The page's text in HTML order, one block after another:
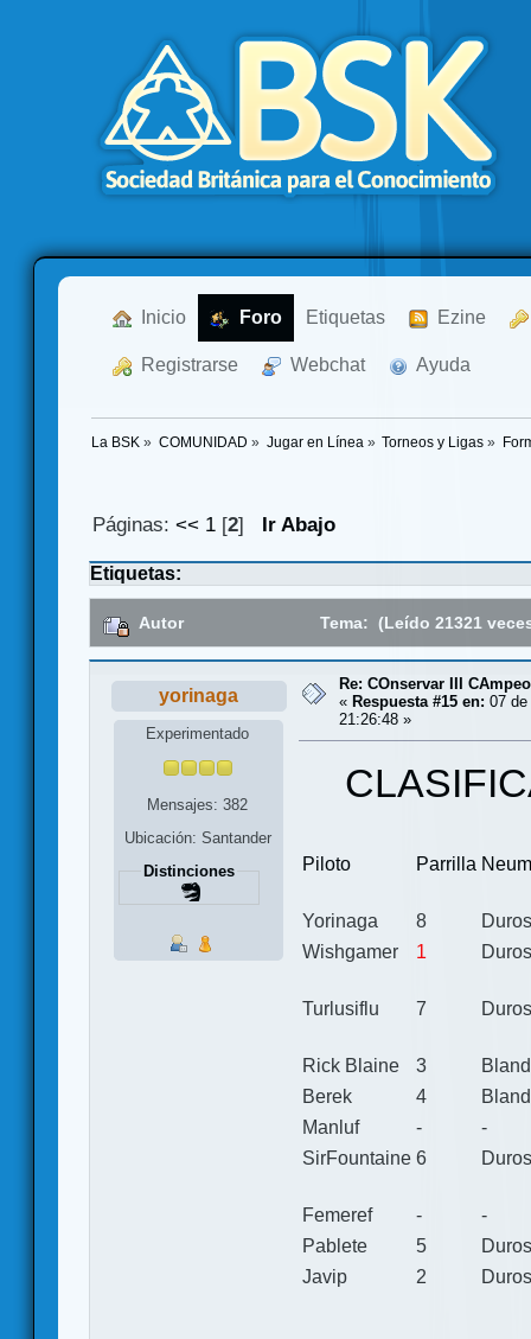
Inicio Foro Etiquetas Ezine
Registrarse Webchat Ayuda
La BSK » COMUNIDAD » Jugar en Línea » Torneos y Ligas »
Páginas:<< 1 [2] Ir Abajo
Etiquetas:
Autor Tema: (Leído 21321
yorinaga
Experimentado
Mensajes: 382
Ubicación: Santander
Distinciones
Re: COnservar III
« Respuesta #15 en: 07 de
21:26:48 »
Piloto Parrilla
Yorinaga 8
Duros
Wishgamer
1 Duros
Turlusiflu 7 Duros
Rick Blaine 3
Berek
4
Manluf
-
-
SirFountaine 6 Duros
Femeref -
-
Pablete
5
Duros
Javip
2 Duros